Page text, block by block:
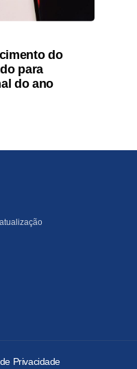
do
para
do ano
Privacidade